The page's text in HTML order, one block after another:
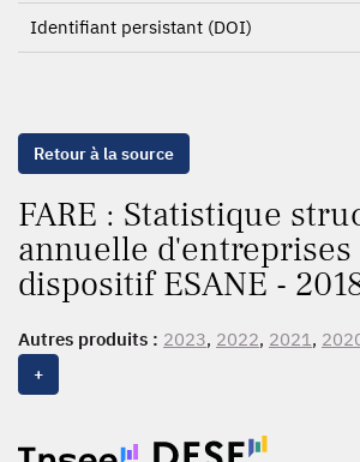
Identifiant persistant (DOI)
Retour à la source
FARE : Statistique
annuelle
dispositif ESANE -
Autres produits : 2023, 2022, 2021,
2017,
2008
+